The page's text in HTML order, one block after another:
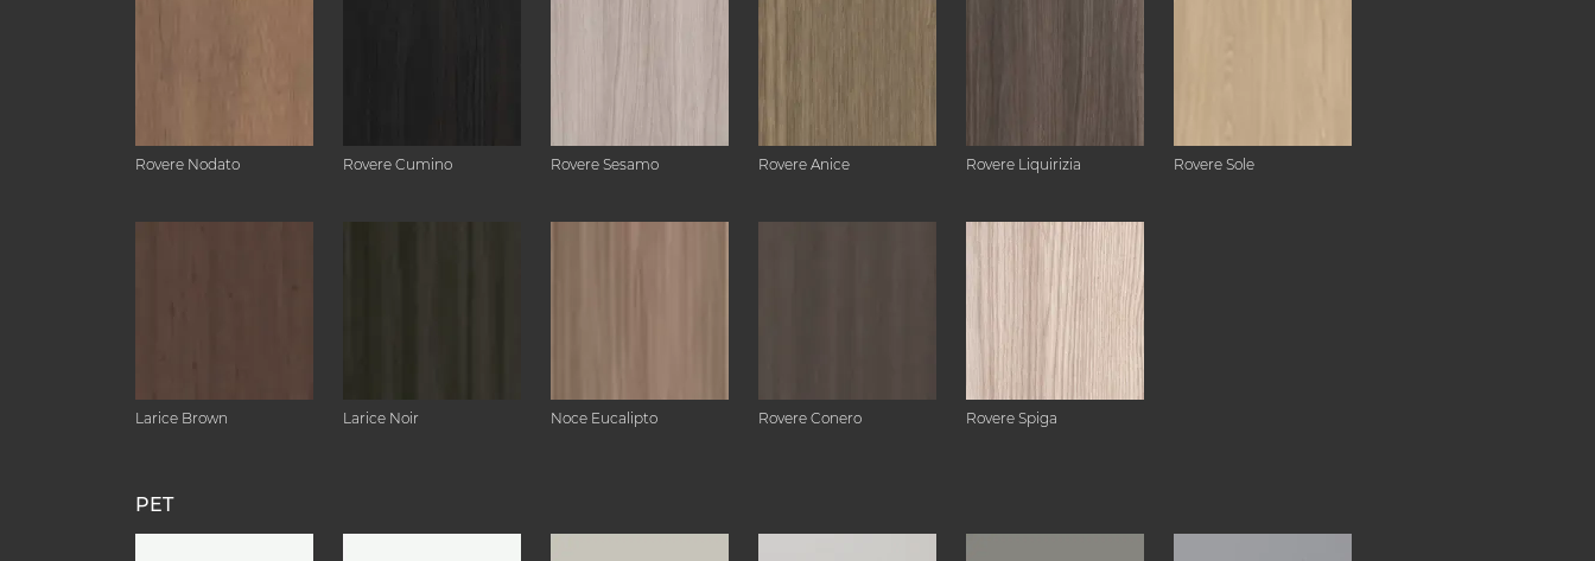
Rovere Nodato Rovere Cumino Rovere Sesamo Rovere Anice Rovere Liquirizia Rovere Sole
Larice Brown Larice Noir Noce Eucalipto Rovere Conero Rovere Spiga
PET